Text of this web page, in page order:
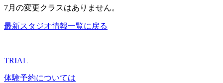
7月の変更クラスはありません。
最新スタジオ情報一覧に戻る
TRIAL
体験予約については